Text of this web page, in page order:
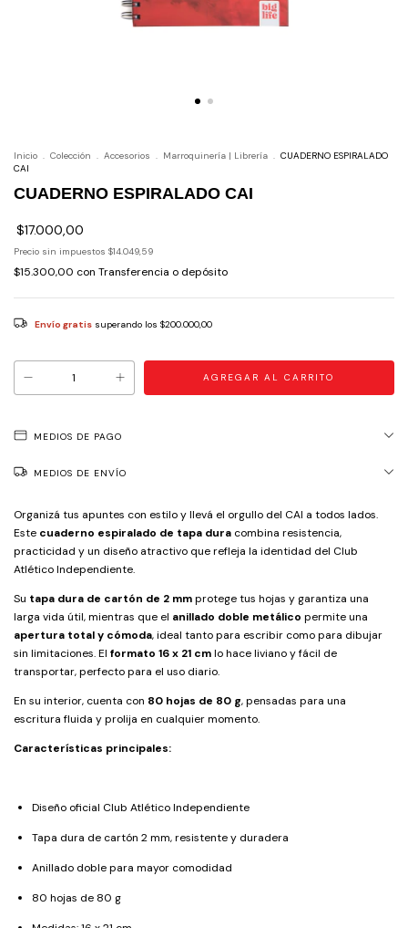
Inicio Colección Accesorios Marroquinería | Librería
CUADERNO ESPIRALADO
CAI
CUADERNO ESPIRALADO CAI
$17.000,00
Precio sin impuestos $14.049,59
$15.300,00 con Transferencia o depósito
Envío gratis superando los $200.000,00
MEDIOS DE PAGO
MEDIOS DE ENVÍO
Organizá tus apuntes con estilo y llevá el orgullo del CAI a todos lados.
Este cuaderno espiralado de tapa dura combina resistencia,
practicidad y un diseño atractivo que refleja la identidad del Club
Atlético Independiente.
Su tapa dura de cartón de 2 mmprotege tus hojas y garantiza una
larga vida útil, mientras que el anillado doble metálico permite una
apertura total y cómoda, ideal tanto para escribir como para dibujar
sin limitaciones. El formato 16 x 21 cmlo hace liviano y fácil de
transportar, perfecto para el uso diario.
En su interior, cuenta con 80 hojas de 80 g, pensadas para una
escritura fluida y prolija en cualquier momento.
Características principales:
Diseño oficial Club Atlético Independiente
Tapa dura de cartón 2 mm, resistente y duradera
Anillado doble para mayor comodidad
80 hojas de 80 g